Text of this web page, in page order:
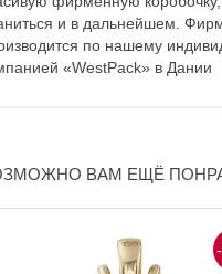
и в дальнейшем.
по нашему
«WestPack» в Дании
ВАМ ЕЩЁ